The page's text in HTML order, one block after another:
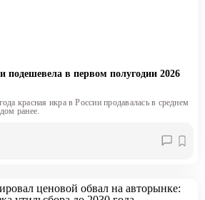
подешевела в первом полугодии 2026
красная икра в России продавалась в среднем
ранее.